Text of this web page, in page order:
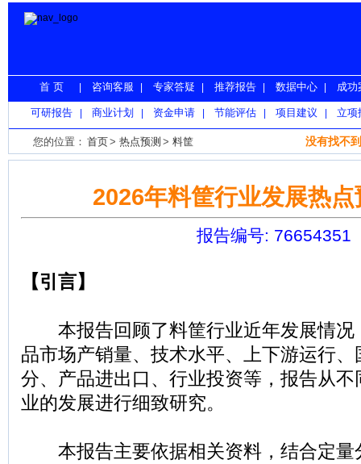
首 页 咨询客服 专家答疑 推荐报告 数据中心 成功
可研报告 商业计划 资金申请 节能评估 项目建议 立项
您的位置： 首页> 热点预测 > 料筐 没有找不
2026年料筐行业发展热
报告编号: 76654351
【引言】
本报告回顾了料筐行业近年发展情况
品市场产销量、技术水平、上下游运行
分、产品进出口、行业投资等，报告从
业的发展进行细致研究。
本报告主要依据相关资料，结合定量